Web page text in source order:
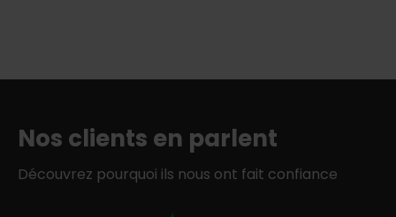
Nos clients en parlent
Découvrez pourquoi ils nous ont fait confiance